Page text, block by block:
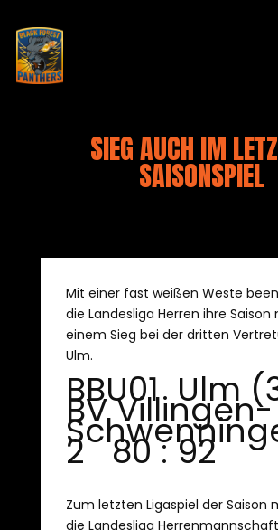
SIEG AUCH IM
SAISONSPIEL
Mit einer fast weißen Weste
die Landesliga Herren ihre Saison
einem Sieg bei der dritten
Ulm.
BBU01 Ulm
BV Villingen-
2 80 : 92
Zum letzten Ligaspiel der Saison
die Landesliga